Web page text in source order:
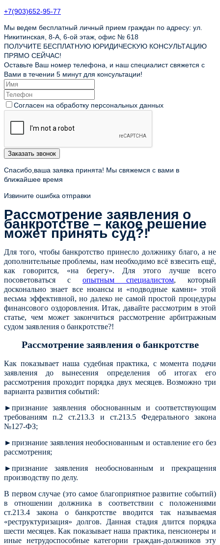
+7(903)652-95-77
Мы ведем бесплатный личный прием граждан по адресу: ул.
Никитинская, 8-А, 6-ой этаж, офис № 618
ПОЛУЧИТЕ БЕСПЛАТНУЮ ЮРИДИЧЕСКУЮ КОНСУЛЬТАЦИЮ
ПРЯМО СЕЙЧАС!
Оставьте Ваш номер телефона, и наш специалист свяжется с
Вами в течении 5 минут для консультации!
Согласен на обработку персональных данных
Заказать звонок
Спасибо,ваша заявка принята! Мы свяжемся с вами в
ближайшее время
Извините ошибка отправки
Рассмотрение заявления о
банкротстве – какое решение
может принять суд?!
Для того, чтобы банкротство принесло должнику благо, а не
дополнительные проблемы, нам необходимо всё взвесить ещё,
как говорится, «на берегу». Для этого лучше всего
посоветоваться с опытным специалистом, который
досконально знает все нюансы и «подводные камни» этой
весьма эффективной, но далеко не самой простой процедуры
финансового оздоровления. Итак, давайте рассмотрим в этой
статье, чем может закончиться рассмотрение арбитражным
судом заявления о банкротстве?!
Рассмотрение заявления о банкротстве
Как показывает наша судебная практика, с момента подачи
заявления до вынесения определения об итогах его
рассмотрения проходит порядка двух месяцев. Возможно три
варианта развития событий:
►признание заявления обоснованным и соответствующим
требованиям п.2 ст.213.3 и ст.213.5 Федерального закона
№127-ФЗ;
►признание заявления необоснованным и оставление его без
рассмотрения;
►признание заявления необоснованным и прекращения
производству по делу.
В первом случае (это самое благоприятное развитие событий)
в отношении должника в соответствии с положениями
ст.213.4 закона о банкротстве вводится так называемая
«реструктуризация» долгов. Данная стадия длится порядка
шести месяцев. Как показывает наша практика, пенсионеры и
иные нетрудоспособные категории граждан-должников эту